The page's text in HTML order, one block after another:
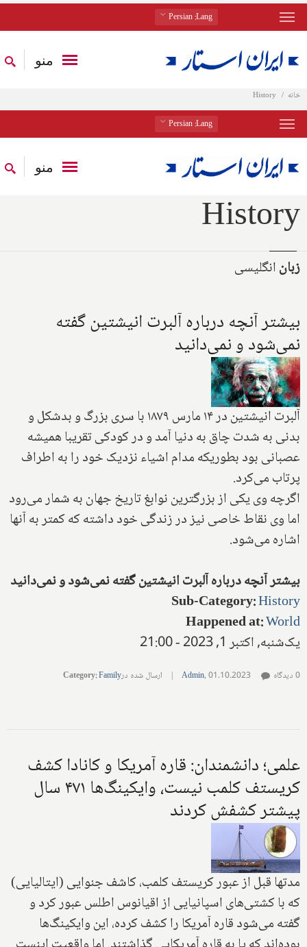
Lang
: Persian
منو
خانه History
Lang
: Persian
منو
History
زبانانگلیسی
بیشتر آنچه درباره آلبرت انیشتین گفته
نمی‌شود و نمی‌دانید
آلبرت انیشتین در ۱۴ مارس ۱۸۷۹ با سری بزرگ و بدشکل و
بدنی به شدت چاق به دنیا آمد و در کودکی تقریبا همیشه
عصبانی بود بطوریکه مدام اشیاء نزدیک خود را به اطراف
پرتاب می‌کرد.
اگرچه وی یکی از بزرگترین نوابغ تاریخ جهان به شمار می‌رود
اما وی نقاط خاصی نیز در زندگی خود داشته که کمتر به آنها
اشاره می‌شود.
بیشتر آنچه درباره آلبرت انیشتین گفته نمی‌شود و نمی‌دانید
Sub-Category:History
Happened at:World
یک‌شنبه, اکتبر 1, 2023 - 21:00
Admin,01.10.2023
| ارسال شده در Category:Family 0 دیدگاه
علمی؛ دانشمندان: قاره آمریکا و کانادا کشف
کریستف کلمب نیست، وایکینگ‌ها ۴۷۱ سال
پیشتر کشفش کردند
مدتها قبل از عبور کریستف کلمب، کاشف جنوایی (ایتالیایی)
که با کشتی‌های اسپانیایی از اقیانوس اطلس عبور کرد و
گفته می‌شود قاره آمریکا را کشف کرده، این وایکینگ‌ها